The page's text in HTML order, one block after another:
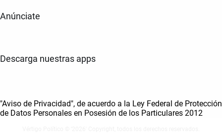
Anúnciate
Descarga nuestras apps
"Aviso de Privacidad", de acuerdo a la Ley Federal de Protección
de Datos Personales en Posesión de los Particulares 2012